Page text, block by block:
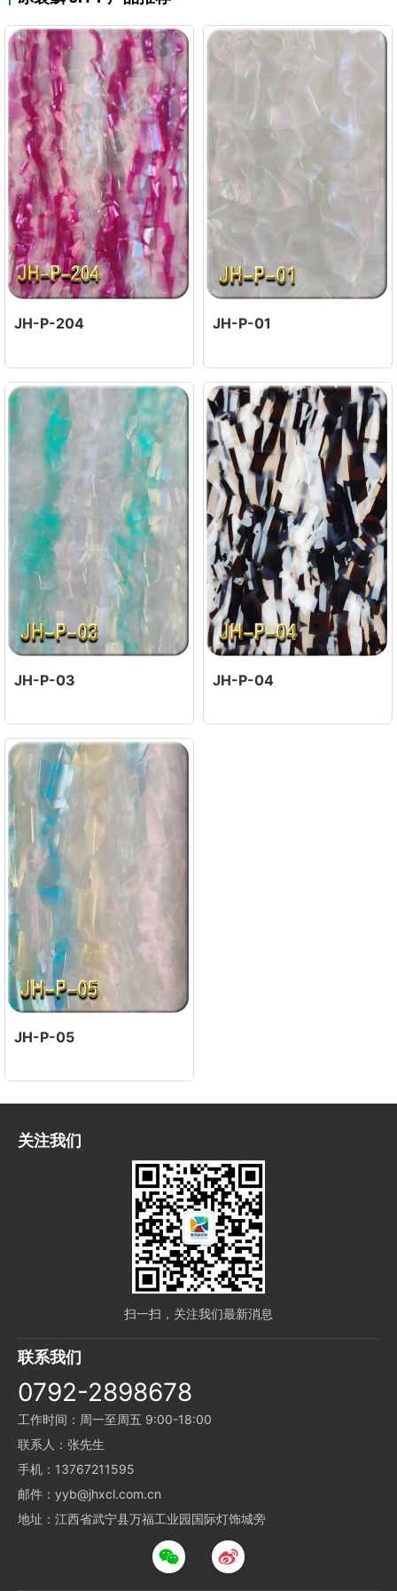
JH-P-204 JH-P-01
JH-P-03 JH-P-04
JH-P-05
关注我们
扫一扫，关注我们最新消息
联系我们
0792-2898678
工作时间：周一至周五 9:00-18:00
联系人：张先生
手机：13767211595
邮件：yyb@jhxcl.com.cn
地址：江西省武宁县万福工业园国际灯饰城旁